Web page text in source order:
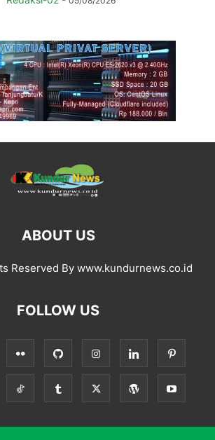
ABOUT US
Reserved By www.kundurnews.co.id
FOLLOW US